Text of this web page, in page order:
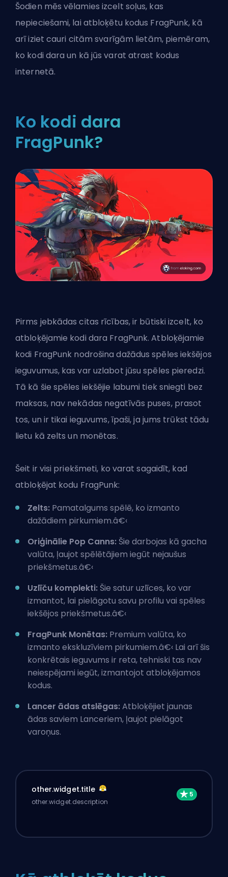
Šodien mēs vēlamies izcelt soļus, kas
nepieciešami, lai atbloķētu kodus FragPunk, kā
arī iziet cauri citām svarīgām lietām, piemēram,
ko kodi dara un kā jūs varat atrast kodus
internetā.
Ko kodi dara
FragPunk?
Pirms jebkādas citas rīcības, ir būtiski izcelt, ko
atbloķējamie kodi dara FragPunk. Atbloķējamie
kodi FragPunk nodrošina dažādus spēles iekšējos
ieguvumus, kas var uzlabot jūsu spēles pieredzi.
Tā kā šie spēles iekšējie labumi tiek sniegti bez
maksas, nav nekādas negatīvās puses, prasot
tos, un ir tikai ieguvums, īpaši, ja jums trūkst tādu
lietu kā zelts un monētas.
Šeit ir visi priekšmeti, ko varat sagaidīt, kad
atbloķējat kodu FragPunk:
Zelts: Pamatalgums spēlē, ko izmanto
dažādiem pirkumiem.â€‹
Oriģinālie Pop Canns: Šie darbojas kā gacha
valūta, ļaujot spēlētājiem iegūt nejaušus
priekšmetus.â€‹
Uzlīču komplekti: Šie satur uzlīces, ko var
izmantot, lai pielāgotu savu profilu vai spēles
iekšējos priekšmetus.â€‹
FragPunk Monētas: Premium valūta, ko
izmanto ekskluzīviem pirkumiem.â€‹ Lai arī šis
konkrētais ieguvums ir reta, tehniski tas nav
neiespējami iegūt, izmantojot atbloķējamos
kodus.
Lancer ādas atslēgas:Atbloķējiet jaunas
ādas saviem Lanceriem, ļaujot pielāgot
varoņus.
other.widget.title
other.widget.description